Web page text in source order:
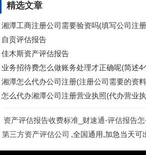
精选文章
湘潭工商注册公司需要验资吗(填写公司注
自贡评估报告
佳木斯资产评估报告
业务招待费怎么做账务处理才正确呢(简述4
湘潭怎么代办公司注册(注册公司需要的资
怎么代办湘潭公司注册营业执照(代办营业
资产评估报告收费标准_财速通-评估报告
第三方资产评估公司 ,全国通用,加急当天可